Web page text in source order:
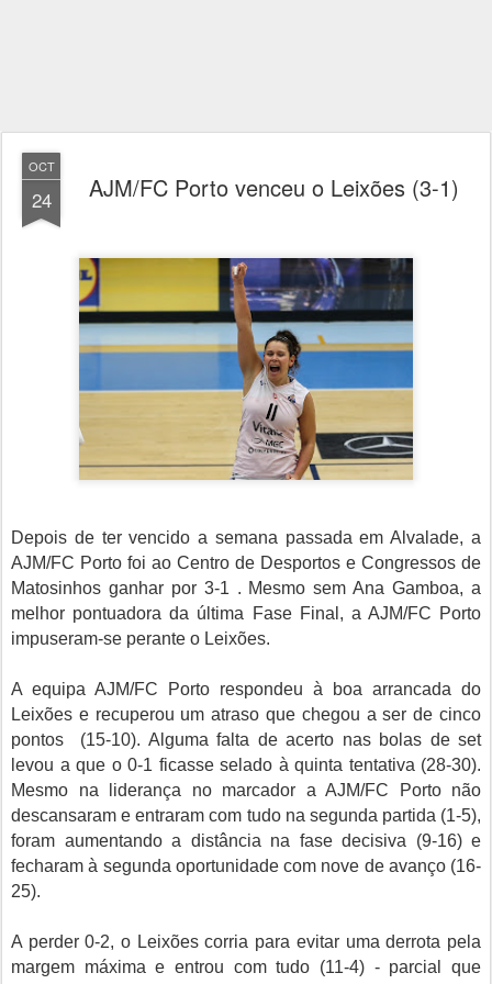
OCT
24 AJM/FC Porto venceu o Leixões (3-1)
Depois de ter vencido a semana passada em Alvalade, a
AJM/FC Porto foi ao Centro de Desportos e Congressos de
Matosinhos ganhar por 3-1 . Mesmo sem Ana Gamboa, a
melhor pontuadora da última Fase Final, a AJM/FC Porto
impuseram-se perante o Leixões.
A equipa AJM/FC Porto respondeu à boa arrancada do
Leixões e recuperou um atraso que chegou a ser de cinco
pontos (15-10). Alguma falta de acerto nas bolas de set
levou a que o 0-1 ficasse selado à quinta tentativa (28-30).
Mesmo na liderança no marcador a AJM/FC Portonão
descansaram e entraram com tudo na segunda partida (1-5),
foram aumentando a distância na fase decisiva (9-16) e
fecharam à segunda oportunidade com nove de avanço (16-
25).
A perder 0-2, o Leixões corria para evitar uma derrota pela
margem máxima e entrou com tudo (11-4) - parcial que